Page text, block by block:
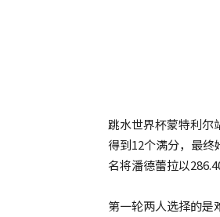
跳水世界杯蒙特利尔
得到12个满分，最终
名将潘德蕾拉以
第一轮两人选择的是